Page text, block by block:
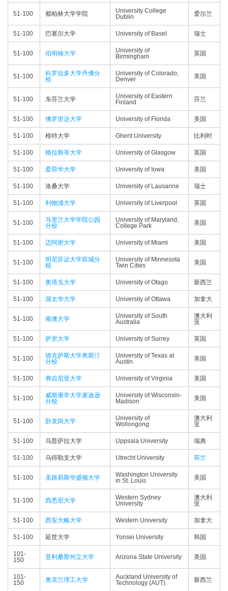
51-100 都柏林大学学院
University College
Dublin
爱尔兰
51-100 巴塞尔大学 University of Basel 瑞士
51-100 伯明翰大学
University of
Birmingham
英国
51-100
科罗拉多大学丹佛分
校
University of Colorado,
Denver
美国
51-100 东芬兰大学
University of Eastern
Finland
芬兰
51-100 佛罗里达大学 University of Florida 美国
51-100 根特大学 Ghent University 比利时
51-100 格拉斯哥大学 University of Glasgow 英国
51-100 爱荷华大学 University of Iowa 美国
51-100 洛桑大学 University of Lausanne 瑞士
51-100 利物浦大学 University of Liverpool 英国
51-100
马里兰大学学院公园
分校
University of Maryland,
College Park
美国
51-100 迈阿密大学 University of Miami 美国
51-100
明尼苏达大学双城分
校
University of Minnesota
Twin Cities
美国
51-100 奥塔戈大学 University of Otago 新西兰
51-100 渥太华大学 University of Ottawa 加拿大
51-100 南澳大学
University of South
Australia
澳大利
亚
51-100 萨里大学 University of Surrey 英国
51-100
德克萨斯大学奥斯汀
分校
University of Texas at
Austin
美国
51-100 弗吉尼亚大学 University of Virginia 美国
51-100
威斯康辛大学麦迪逊
分校
University of Wisconsin-
Madison
美国
51-100 卧龙岗大学
University of
Wollongong
澳大利
亚
51-100 乌普萨拉大学 Uppsala University 瑞典
51-100 乌得勒支大学 Utrecht University 荷兰
51-100 圣路易斯华盛顿大学
Washington University
in St. Louis
美国
51-100 西悉尼大学
Western Sydney
University
澳大利
亚
51-100 西安大略大学 Western University 加拿大
51-100 延世大学 Yonsei University 韩国
101-
150
亚利桑那州立大学 Arizona State University 美国
101-
150
奥克兰理工大学
Auckland University of
Technology (AUT)
新西兰